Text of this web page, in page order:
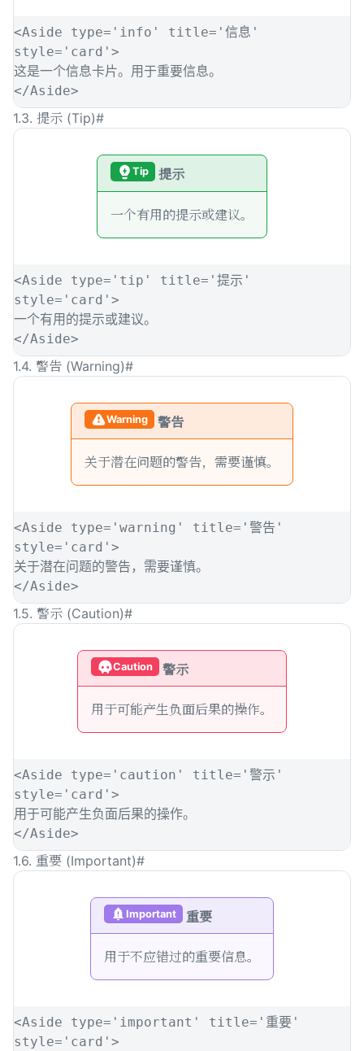
<Aside type= ' info ' title= ' 信息 '
style= ' card ' >
这是一个信息卡片。用于重要信息。
</Aside>
1.3. 提示 (Tip)#
Tip 提示
一个有用的提示或建议。
<Aside type= ' tip ' title= ' 提示 '
style= ' card ' >
一个有用的提示或建议。
</Aside>
1.4. 警告 (Warning)#
Warning 警告
关于潜在问题的警告，需要谨慎。
<Aside type= ' warning ' title= ' 警告 '
style= ' card ' >
关于潜在问题的警告，需要谨慎。
</Aside>
1.5. 警示 (Caution)#
Caution 警示
用于可能产生负面后果的操作。
<Aside type= ' caution ' title= ' 警示 '
style= ' card ' >
用于可能产生负面后果的操作。
</Aside>
1.6. 重要 (Important)#
Important 重要
用于不应错过的重要信息。
<Aside type= ' important ' title= ' 重要 '
style= ' card ' >